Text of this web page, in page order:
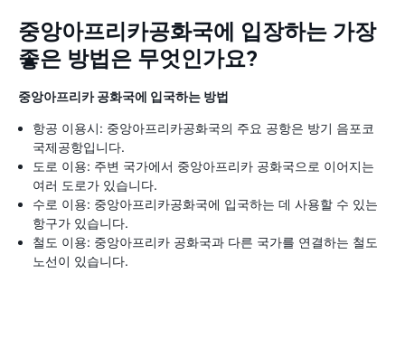
중앙아프리카공화국에 입장하는 가장
좋은 방법은 무엇인가요?
중앙아프리카 공화국에 입국하는 방법
항공 이용시: 중앙아프리카공화국의 주요 공항은 방기 음포코
국제공항입니다.
도로 이용: 주변 국가에서 중앙아프리카 공화국으로 이어지는
여러 도로가 있습니다.
수로 이용: 중앙아프리카공화국에 입국하는 데 사용할 수 있는
항구가 있습니다.
철도 이용: 중앙아프리카 공화국과 다른 국가를 연결하는 철도
노선이 있습니다.